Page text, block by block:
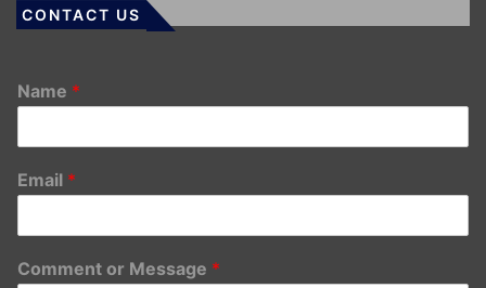
CONTACT US
Name *
Email *
Comment or Message *